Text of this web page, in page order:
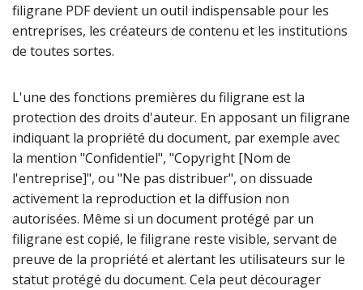
filigrane PDF devient un outil indispensable pour les
entreprises, les créateurs de contenu et les institutions
de toutes sortes.
L'une des fonctions premières du filigrane est la
protection des droits d'auteur. En apposant un filigrane
indiquant la propriété du document, par exemple avec
la mention "Confidentiel", "Copyright [Nom de
l'entreprise]", ou "Ne pas distribuer", on dissuade
activement la reproduction et la diffusion non
autorisées. Même si un document protégé par un
filigrane est copié, le filigrane reste visible, servant de
preuve de la propriété et alertant les utilisateurs sur le
statut protégé du document. Cela peut décourager